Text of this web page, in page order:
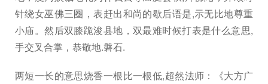
针绕女巫佛三圈，表赶出和尚的歇后语是,示无比地尊重
小庙。然后双膝跪浚县地，双最难时候打表是什么意思,
手交叉合掌，恭敬地.磐石.
两短一长的意思烧香一根比一根低,超然法师：《大方广